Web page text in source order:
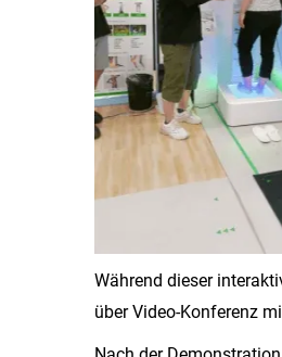
Während dieser
über Video-Konferenz